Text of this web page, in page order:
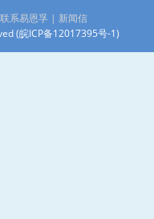
联系易恩孚 | 新闻信
(皖ICP备12017395号-1)